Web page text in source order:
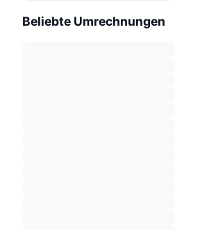
Beliebte Umrechnungen